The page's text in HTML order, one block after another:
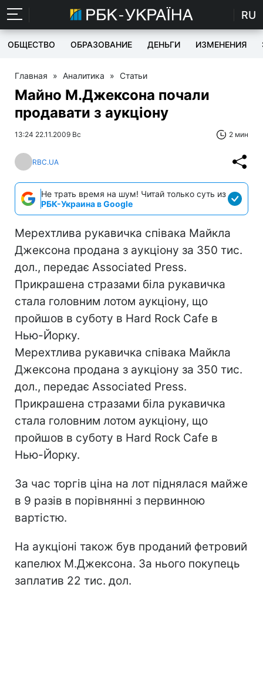
RU
ОБЩЕСТВО ОБРАЗОВАНИЕ ДЕНЬГИ ИЗМЕНЕНИЯ
Главная » Аналитика » Статьи
Майно М.Джексона почали
продавати з аукціону
13:24 22.11.2009 Вс 2 мин
RBC.UA
Не трать время на шум! Читай только суть из
РБК-Украина в Google
Мерехтлива рукавичка співака Майкла
Джексона продана з аукціону за 350 тис.
дол., передає Associated Press.
Прикрашена стразами біла рукавичка
стала головним лотом аукціону, що
пройшов в суботу в Hard Rock Cafe в
Нью-Йорку.
Мерехтлива рукавичка співака Майкла
Джексона продана з аукціону за 350 тис.
дол., передає Associated Press.
Прикрашена стразами біла рукавичка
стала головним лотом аукціону, що
пройшов в суботу в Hard Rock Cafe в
Нью-Йорку.
За час торгів ціна на лот піднялася майже
в 9 разів в порівнянні з первинною
вартістю.
На аукціоні також був проданий фетровий
капелюх М.Джексона. За нього покупець
заплатив 22 тис. дол.